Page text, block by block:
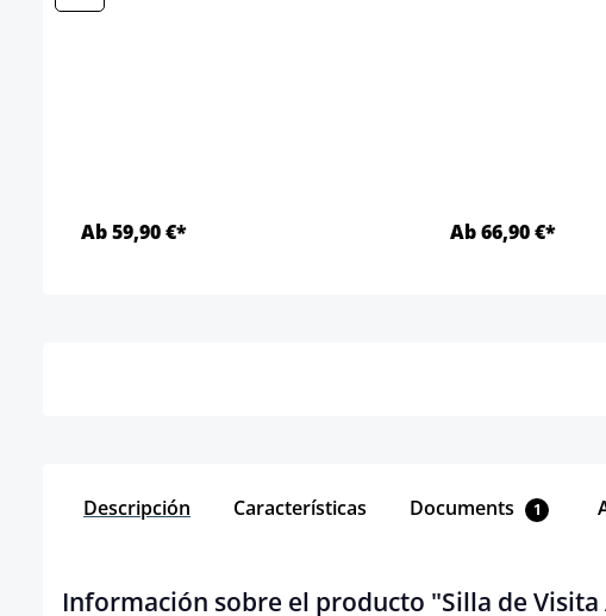
Ab 59,90 €* Ab 66,90 €*
Descripción Características Documents 1
Información sobre el producto "Silla de